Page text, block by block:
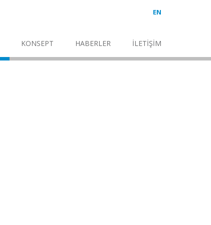
EN
KONSEPT HABERLER İLETİŞİM